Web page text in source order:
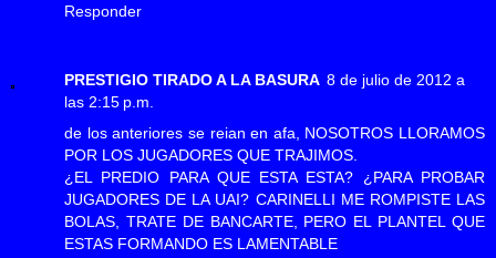
Responder
PRESTIGIO TIRADO A LA BASURA 8 de julio de 2012 a
las 2:15 p.m.
de los anteriores se reian en afa, NOSOTROS LLORAMOS
POR LOS JUGADORES QUE TRAJIMOS.
¿EL PREDIO PARA QUE ESTA ESTA? ¿PARA PROBAR
JUGADORES DE LA UAI? CARINELLI ME ROMPISTE LAS
BOLAS, TRATE DE BANCARTE, PERO EL PLANTEL QUE
ESTAS FORMANDO ES LAMENTABLE